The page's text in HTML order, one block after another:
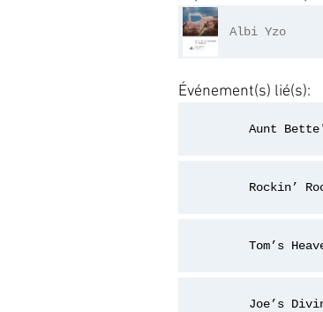
Albi Yzo
Événement(s) lié(s):
Aunt
Rockin’
Tom’s
Joe’s